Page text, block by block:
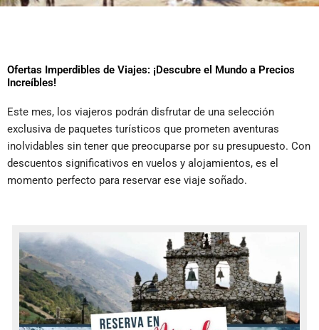
Ofertas Imperdibles de Viajes: ¡Descubre el Mundo a Precios
Increíbles!
Este mes, los viajeros podrán disfrutar de una selección
exclusiva de paquetes turísticos que prometen aventuras
inolvidables sin tener que preocuparse por su presupuesto. Con
descuentos significativos en vuelos y alojamientos, es el
momento perfecto para reservar ese viaje soñado.